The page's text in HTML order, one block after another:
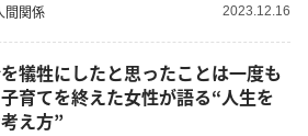
間関係 2023.12.16
を犠牲にしたと思ったことは一度も
育てを終えた女性が語る“人生を
え方”